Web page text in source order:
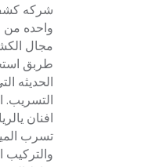
شركه
واحده من
مجال
طربق
الحديثه
افنان
تسرب